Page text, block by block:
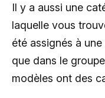
Il y a aussi une
laquelle vous
été assignés à
que dans le
modèles ont des